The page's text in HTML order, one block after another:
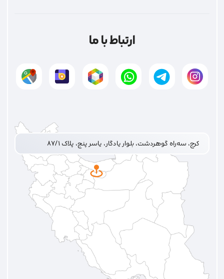
ارتباط با ما
کرج، سه‌راه گوهردشت، بلوار یادگار، یاسر پنج، پلاک ۸۷/۱